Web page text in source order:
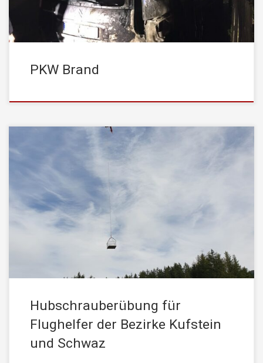
PKW Brand
Die jährliche Flughelfer Schulung an der Landesfeuerwehrschule
in Telfs musste im April diesen Jahres Covid-19 bedingt leider
ausfallen. Somit nutzten einige der Flughelfer aus den Bezirken
Kufstein und Schwaz den 09. Oktober 2020, um gemeinsam -mit
einer von der Firma HELI Tirol zur Verfügung gestellten Bell 212 –
die notwendigen […]
Hubschrauberübung für
Flughelfer der Bezirke Kufstein
und Schwaz